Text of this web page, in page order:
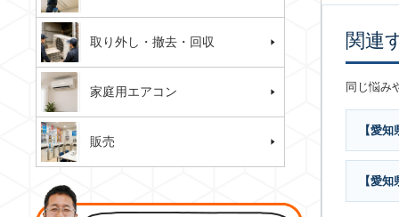
関連
同じ悩み
【愛
【愛
取り外し・撤去・回収
家庭用エアコン
販売